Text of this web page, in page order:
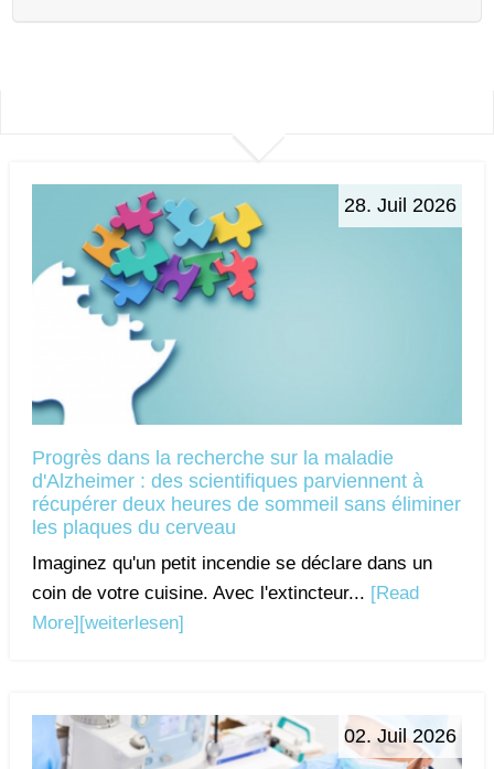
28. Juil 2026
Progrès dans la recherche sur la maladie
d'Alzheimer : des scientifiques parviennent à
récupérer deux heures de sommeil sans éliminer
les plaques du cerveau
Imaginez qu'un petit incendie se déclare dans un
coin de votre cuisine. Avec l'extincteur... [Read
More] [weiterlesen]
02. Juil 2026